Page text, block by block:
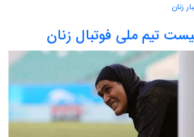
زنان
تیم ملی فوتبال زنان